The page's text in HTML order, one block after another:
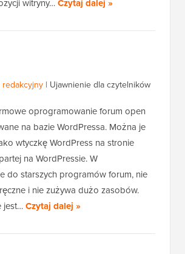
witryny…Czytaj dalej »
redakcyjny | Ujawnienie dla czytelników
oprogramowanie forum open
na bazie WordPressa. Można je
wtyczkę WordPress na stronie
na WordPressie. W
do starszych programów forum, nie
i nie zużywa dużo zasobów.
jest…Czytaj dalej »